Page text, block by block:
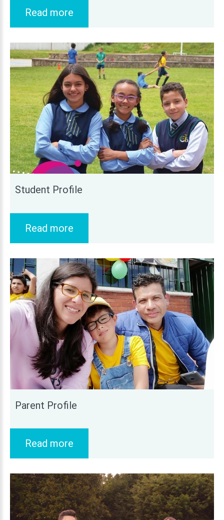
Read more
Student Profile
Read more
Parent Profile
Read more